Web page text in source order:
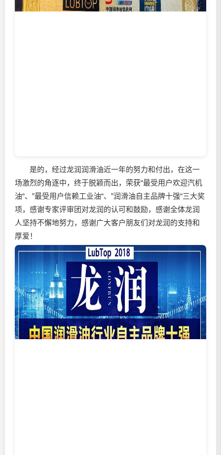
是的，经过龙润润滑油近一年的努力和付出，在这一
场激烈的角逐中，终于脱颖而出，荣获“最受用户欢迎汽机
油“、”最受用户信赖工业油“、”润滑油自主品牌十强“三大奖
项，感谢专家评审团对龙润的认可和鼓励，感谢全体龙润
人坚持不懈地努力，感谢广大客户朋友们对龙润的支持和
厚爱！